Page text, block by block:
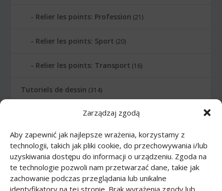
Zarządzaj zgodą
Aby zapewnić jak najlepsze wrażenia, korzystamy z
technologii, takich jak pliki cookie, do przechowywania i/lub
uzyskiwania dostępu do informacji o urządzeniu. Zgoda na
te technologie pozwoli nam przetwarzać dane, takie jak
zachowanie podczas przeglądania lub unikalne
identyfikatory na tej stronie. Brak wyrażenia zgody lub
Relier les points: Profession (21)
Relier les points: Sport (20)
Relier les points: Transport (16)
Tutoriels de dessin (314)
Arme(12)
Bande dessinée
Corps(27)